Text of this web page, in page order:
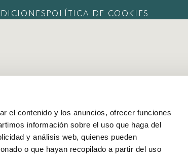
el contenido y los anuncios, ofrecer funciones
información sobre el uso que haga del
y análisis web, quienes pueden
o que hayan recopilado a partir del uso
POLÍTICA DE COOKIES